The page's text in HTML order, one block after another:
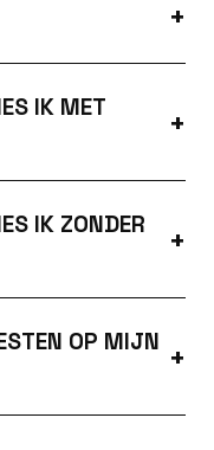
IK MET
IK ZONDER
OP MIJN